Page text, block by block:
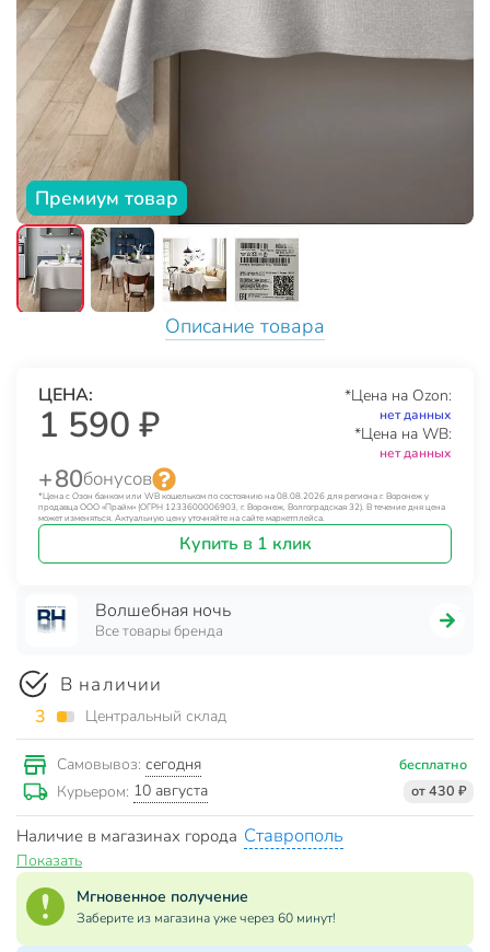
Премиум товар
Описание товара
ЦЕНА:
1 590 ₽
*Цена на Ozon:
нет данных
*Цена на WB:
нет данных
+ 80бонусов
*Цена с Озон банком или WB кошельком по состоянию на 08.08.2026 для региона г. Воронеж у
продавца ООО «Прайм» (ОГРН 1233600006903, г. Воронеж, Волгоградская 32). В течение дня цена
может изменяться. Актуальную цену уточняйте на сайте маркетплейса.
Купить в 1 клик
Волшебная ночь
Все товары бренда
В наличии
3 Центральный склад
Самовывоз: сегодня бесплатно
Курьером: 10 августа от 430 ₽
Наличие в магазинах города Ставрополь
Показать
Мгновенное получение
Заберите из магазина уже через 60 минут!